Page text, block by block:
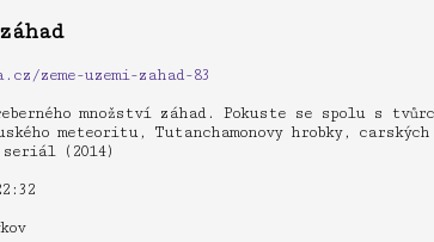
zeme-uzemi-zahad-83
množství záhad. Pokuste se spolu s
meteoritu, Tutanchamonovy hrobky,
seriál (2014)